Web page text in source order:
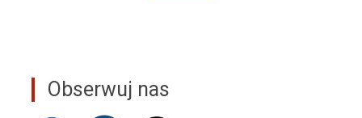
Obserwuj nas